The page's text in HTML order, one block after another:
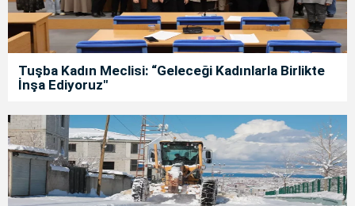
Tuşba Kadın Meclisi: “Geleceği Kadınlarla Birlikte
İnşa Ediyoruz"